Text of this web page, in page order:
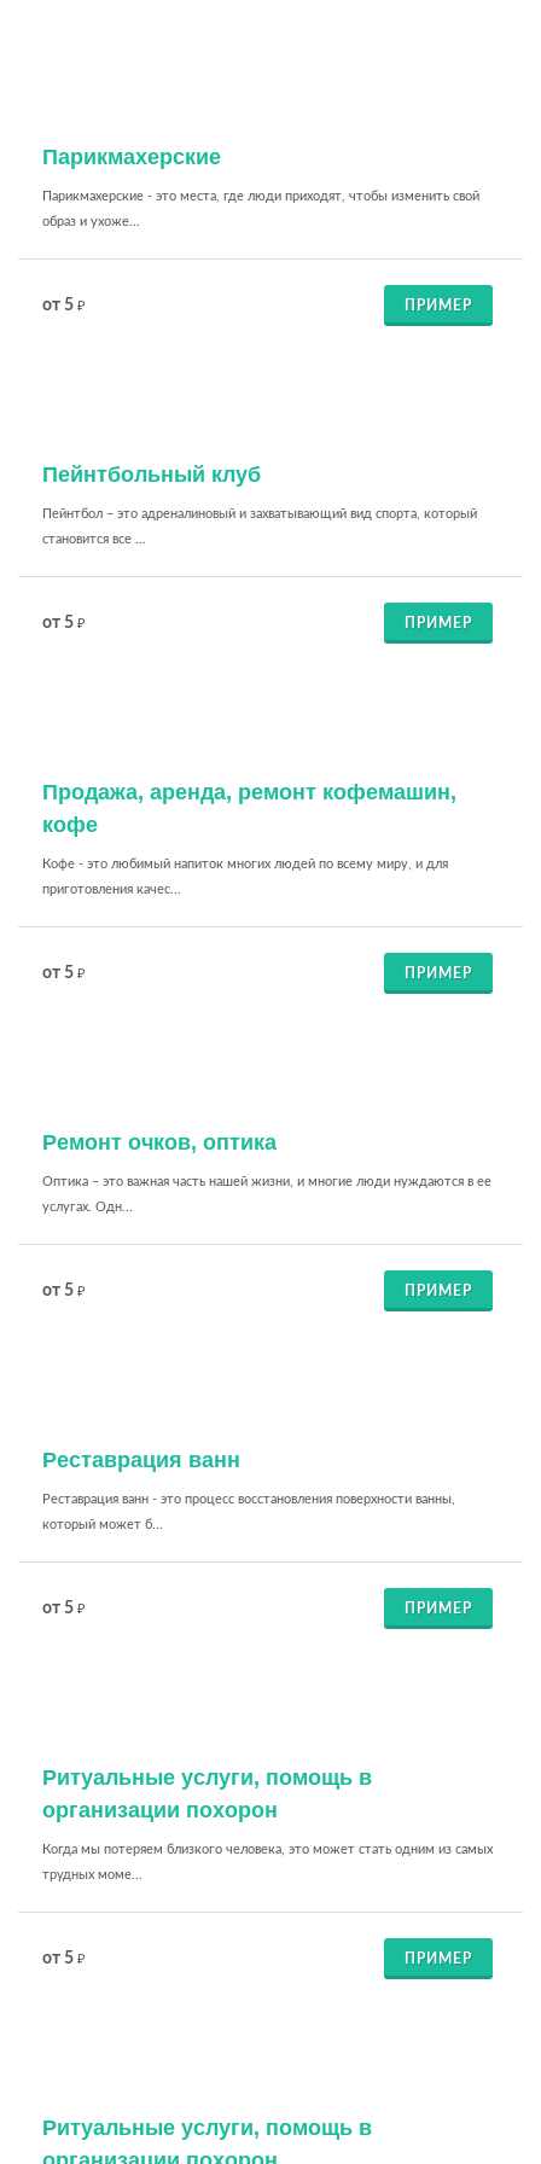
Парикмахерские
Парикмахерские - это места, где люди приходят, чтобы изменить свой
образ и ухоже...
от 5 ₽ ПРИМЕР
Пейнтбольный клуб
Пейнтбол – это адреналиновый и захватывающий вид спорта, который
становится все ...
от 5 ₽ ПРИМЕР
Продажа, аренда, ремонт кофемашин,
кофе
Кофе - это любимый напиток многих людей по всему миру, и для
приготовления качес...
от 5 ₽ ПРИМЕР
Ремонт очков, оптика
Оптика – это важная часть нашей жизни, и многие люди нуждаются в ее
услугах. Одн...
от 5 ₽ ПРИМЕР
Реставрация ванн
Реставрация ванн - это процесс восстановления поверхности ванны,
который может б...
от 5 ₽ ПРИМЕР
Ритуальные услуги, помощь в
организации похорон
Когда мы потеряем близкого человека, это может стать одним из самых
трудных моме...
от 5 ₽ ПРИМЕР
Ритуальные услуги, помощь в